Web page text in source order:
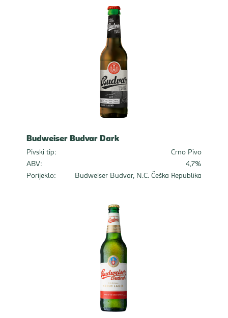
Budweiser Budvar Dark
Pivski tip:
Crno Pivo
ABV:
4,7%
Porijeklo:
Budweiser Budvar, N.C. Češka Republika